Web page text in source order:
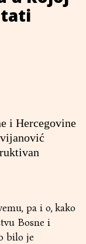
i Hercegovine
pa i o, kako
Bosne i
bilo je